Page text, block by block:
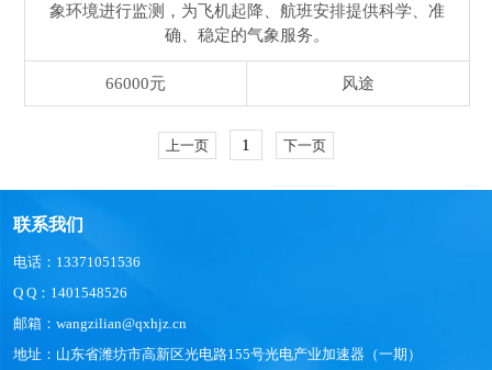
象环境进行监测，为飞机起降、航班安排提供科学、准
确、稳定的气象服务。
66000元 风途
上一页 1 下一页
联系我们
电话：13371051536
Q Q：1401548526
邮箱：wangzilian@qxhjz.cn
地址：山东省潍坊市高新区光电路155号光电产业加速器（一期）